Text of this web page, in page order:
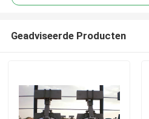
Geadviseerde Producten